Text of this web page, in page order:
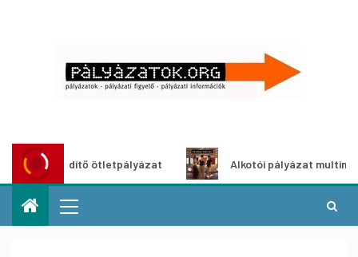
ötletpályázat Alkotói pályázat multimédia-